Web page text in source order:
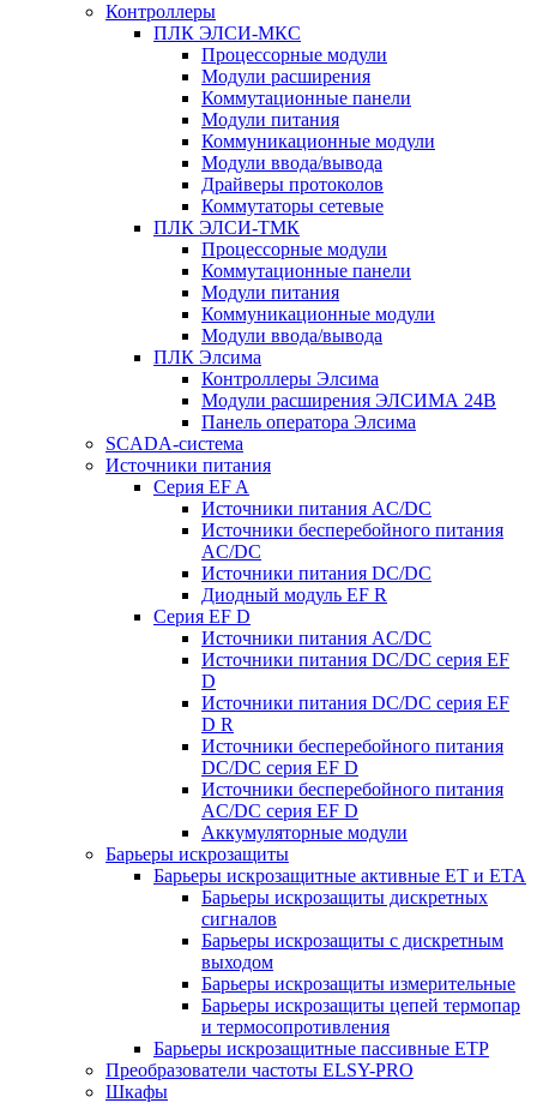
Контроллеры
ПЛК ЭЛСИ-МКС
Процессорные модули
Модули расширения
Коммутационные панели
Модули питания
Коммуникационные модули
Модули ввода/вывода
Драйверы протоколов
Коммутаторы сетевые
ПЛК ЭЛСИ-ТМК
Процессорные модули
Коммутационные панели
Модули питания
Коммуникационные модули
Модули ввода/вывода
ПЛК Элсима
Контроллеры Элсима
Модули расширения ЭЛСИМА 24В
Панель оператора Элсима
SCADA-система
Источники питания
Серия EF A
Источники питания AC/DC
Источники бесперебойного питания
AC/DC
Источники питания DC/DC
Диодный модуль EF R
Серия EF D
Источники питания AC/DC
Источники питания DC/DC серия EF
D
Источники питания DC/DC серия EF
D R
Источники бесперебойного питания
DC/DC серия EF D
Источники бесперебойного питания
AC/DC серия EF D
Аккумуляторные модули
Барьеры искрозащиты
Барьеры искрозащитные активные ET и ETA
Барьеры искрозащиты дискретных
сигналов
Барьеры искрозащиты с дискретным
выходом
Барьеры искрозащиты измерительные
Барьеры искрозащиты цепей термопар
и термосопротивления
Барьеры искрозащитные пассивные ЕТР
Преобразователи частоты ELSY-PRO
Шкафы